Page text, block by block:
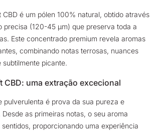
CBD é um pólen 100% natural, obtido através
precisa (120-45 µm) que preserva toda a
Este concentrado premium revela aromas
combinando notas terrosas, nuances
picante.
CBD: uma extração excecional
pulverulenta é prova da sua pureza e
as primeiras notas, o seu aroma
proporcionando uma experiência